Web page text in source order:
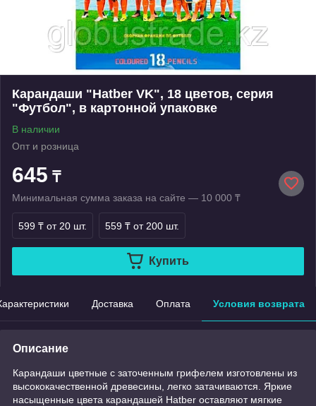
Карандаши "Hatber VK", 18 цветов, серия
"Футбол", в картонной упаковке
В наличии
Опт и розница
645 ₸
Минимальная сумма заказа на сайте — 10 000 ₸
599 ₸ от 20 шт. 559 ₸ от 200 шт.
Купить
Доставка Оплата Условия возврата
Описание
Карандаши цветные с заточенным грифелем изготовлены из
высококачественной древесины, легко затачиваются. Яркие
насыщенные цвета карандашей Hatber оставляют мягкие